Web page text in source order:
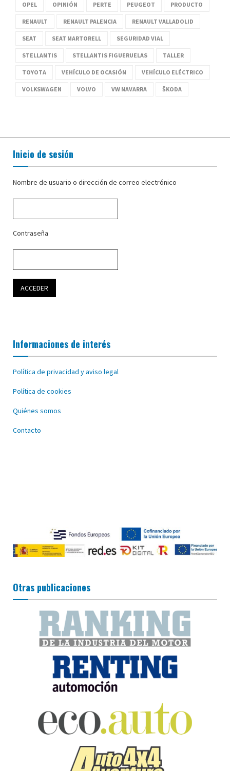
OPEL OPINIÓN PERTE PEUGEOT PRODUCTO
RENAULT RENAULT PALENCIA RENAULT VALLADOLID
SEAT SEAT MARTORELL SEGURIDAD VIAL
STELLANTIS STELLANTIS FIGUERUELAS TALLER
TOYOTA VEHÍCULO DE OCASIÓN VEHÍCULO ELÉCTRICO
VOLKSWAGEN VOLVO VW NAVARRA ŠKODA
Inicio de sesión
Nombre de usuario o dirección de correo electrónico
Contraseña
Informaciones de interés
Política de privacidad y aviso legal
Política de cookies
Quiénes somos
Contacto
Otras publicaciones